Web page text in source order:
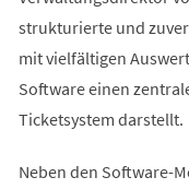
strukturierte und
mit vielfältigen
Software einen
Ticketsystem darstellt.
Neben den Software-